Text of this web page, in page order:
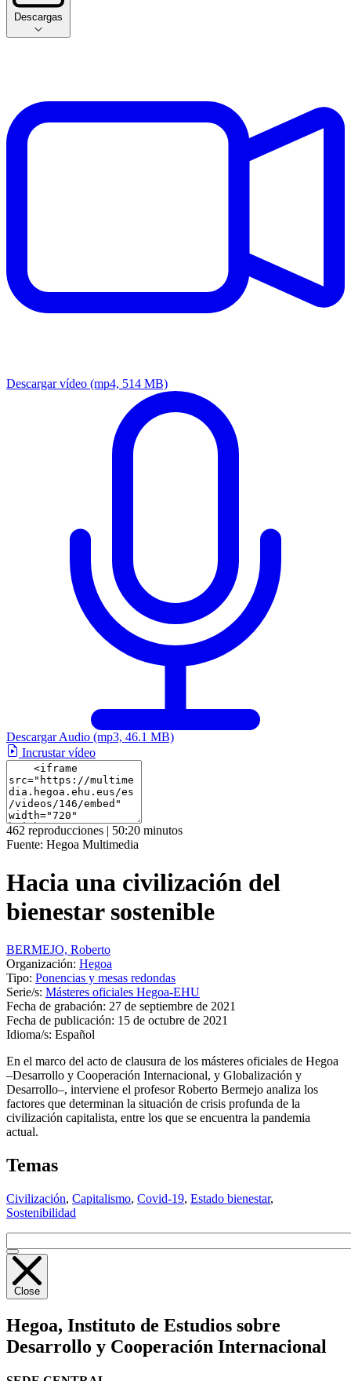
Descargas
Descargar vídeo (mp4, 514 MB)
Descargar Audio (mp3, 46.1 MB)
Incrustar vídeo
462 reproducciones | 50:20 minutos
Fuente: Hegoa Multimedia
Hacia una civilización del
bienestar sostenible
BERMEJO, Roberto
Organización: Hegoa
Tipo: Ponencias y mesas redondas
Serie/s: Másteres oficiales Hegoa-EHU
Fecha de grabación: 27 de septiembre de 2021
Fecha de publicación: 15 de octubre de 2021
Idioma/s: Español
En el marco del acto de clausura de los másteres oficiales de Hegoa
–Desarrollo y Cooperación Internacional, y Globalización y
Desarrollo–, interviene el profesor Roberto Bermejo analiza los
factores que determinan la situación de crisis profunda de la
civilización capitalista, entre los que se encuentra la pandemia
actual.
Temas
Civilización, Capitalismo, Covid-19, Estado bienestar,
Sostenibilidad
Close
Hegoa, Instituto de Estudios sobre
Desarrollo y Cooperación Internacional